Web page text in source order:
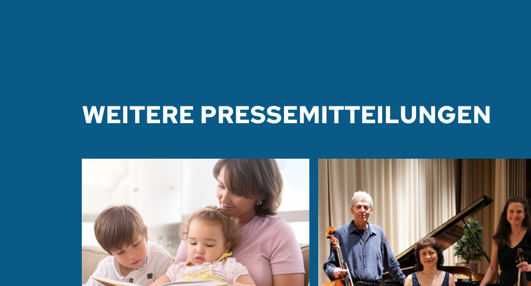
WEITERE PRESSEMITTEILUNGEN